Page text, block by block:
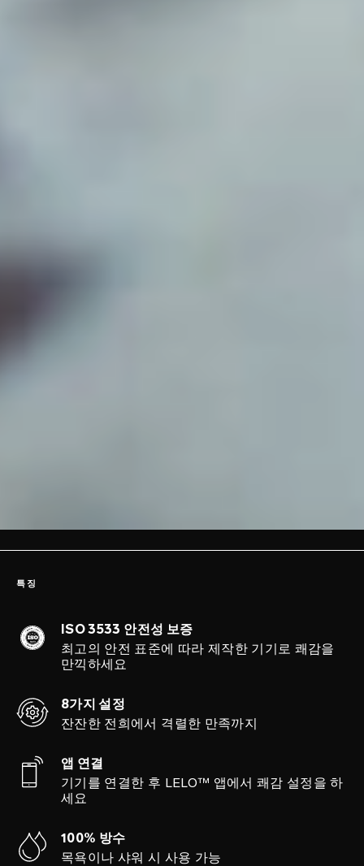
특징
ISO 3533 안전성 보증
최고의 안전 표준에 따라 제작한 기기로 쾌감을
만끽하세요
8가지 설정
잔잔한 전희에서 격렬한 만족까지
앱 연결
기기를 연결한 후 LELO™ 앱에서 쾌감 설정을 하
세요
100% 방수
목욕이나 샤워 시 사용 가능